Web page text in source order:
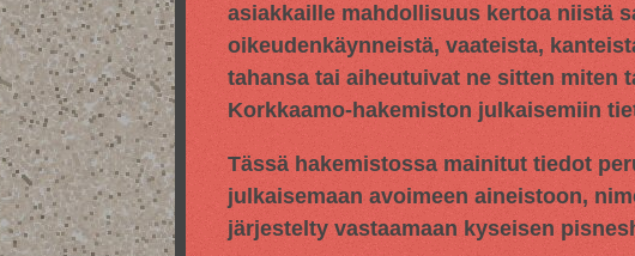
asiakkaille mahdollisuus kertoa niistä
oikeudenkäynneistä, vaateista,
tahansa tai aiheutuivat ne sitten miten
Korkkaamo-hakemiston julkaisemiin
Tässä hakemistossa mainitut tiedot
julkaisemaan avoimeen aineistoon,
järjestelty vastaamaan kyseisen